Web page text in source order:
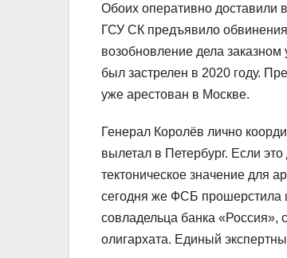
Обоих оперативно доставили
ГСУ СК предъявило
возобновление дела
был застрелен в 2020 году.
уже арестован в Москве.
Генерал Королёв лично
вылетал в Петербург. Если
тектоническое значение для
сегодня же ФСБ
совладельца банка
олигархата. Единый